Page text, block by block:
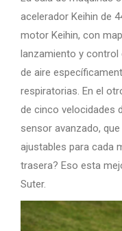
acelerador Keihin de
motor Keihin, con
lanzamiento y control
de aire
respiratorias. En el
de cinco velocidades
sensor avanzado,
ajustables para cada
trasera? Eso esta
Suter.